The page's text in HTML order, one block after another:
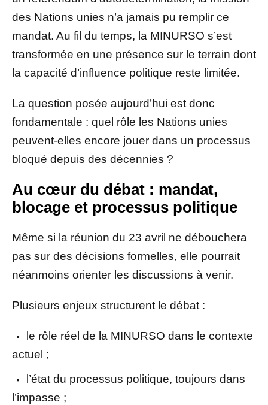
des Nations unies n’a jamais pu remplir ce
mandat. Au fil du temps, la MINURSO s’est
transformée en une présence sur le terrain dont
la capacité d’influence politique reste limitée.
La question posée aujourd’hui est donc
fondamentale : quel rôle les Nations unies
peuvent-elles encore jouer dans un processus
bloqué depuis des décennies ?
Au cœur du débat : mandat,
blocage et processus politique
Même si la réunion du 23 avril ne débouchera
pas sur des décisions formelles, elle pourrait
néanmoins orienter les discussions à venir.
Plusieurs enjeux structurent le débat :
le rôle réel de la MINURSO dans le contexte
actuel ;
l’état du processus politique, toujours dans
l’impasse ;